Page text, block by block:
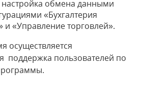
обмена данными
«Бухгалтерия
и «Управление торговлей».
осуществляется
поддержка пользователей по